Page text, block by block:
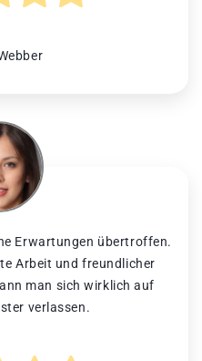
Erwartungen übertroffen.
Arbeit und freundlicher
man sich wirklich auf
verlassen.